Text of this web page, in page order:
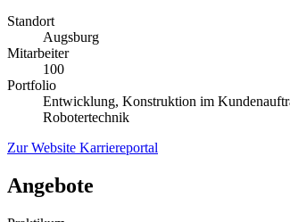
Standort
Augsburg
Mitarbeiter
100
Portfolio
Entwicklung, Konstruktion im
Robotertechnik
Zur Website Karriereportal
Angebote